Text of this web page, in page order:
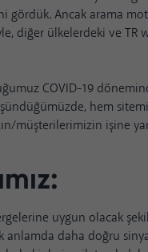
Ancak arama
diğer ülkelerdeki ve
COVID-19
hem
müşterilerimizin işine
uygun olacak
anlamda daha doğru